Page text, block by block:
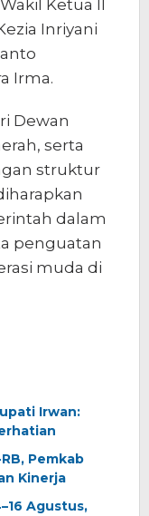
Ketua II
Inriyani
Irma.
Dewan
serta
struktur
dalam
penguatan
muda di
Irwan:
Pemkab
Kinerja
Agustus,